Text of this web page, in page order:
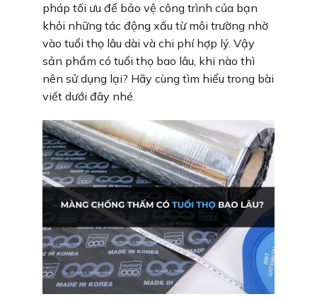
pháp tối ưu để bảo vệ công trình của bạn
khỏi những tác động xấu từ môi trường nhờ
vào tuổi thọ lâu dài và chi phí hợp lý. Vậy
sản phẩm có tuổi thọ bao lâu, khi nào thì
nên sử dụng lại? Hãy cùng tìm hiểu trong bài
viết dưới đây nhé.